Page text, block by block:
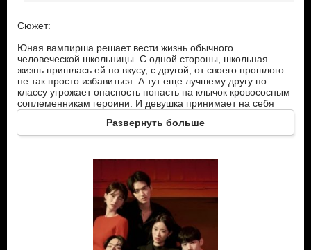
Сюжет:
Юная вампирша решает вести жизнь обычного
человеческой школьницы. С одной стороны, школьная
жизнь пришлась ей по вкусу, с другой, от своего прошлого
не так просто избавиться. А тут еще лучшему другу по
классу угрожает опасность попасть на клычок кровососным
соплеменникам героини. И девушка принимает на себя
ответственность оградить парня от таких посягательств. И
это будет, конечно, весьма непросто…
Ён Со – вампир полукровка. У девушки мама – человек, а
папа чистокровный вампир. Красива, умна, обладает
массой вампирских способностей. На момент начала
действия девушке 118 лет, и она решает завязать со своим
вампирским прошлым и идет учиться в среднюю школу. Но
вот закончить ее – становится одной из самых сложных
Развернуть больше